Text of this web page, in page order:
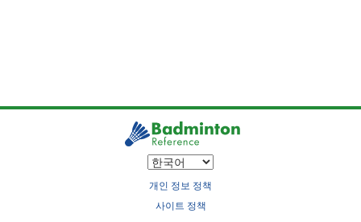
개인 정보 정책
사이트 정책